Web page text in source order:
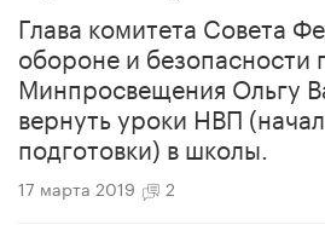
Глава комитета Совета
обороне и безопасности​
Минпросвещения Ольгу
вернуть уроки НВП
подготовки) в школы.
17 марта 2019 2